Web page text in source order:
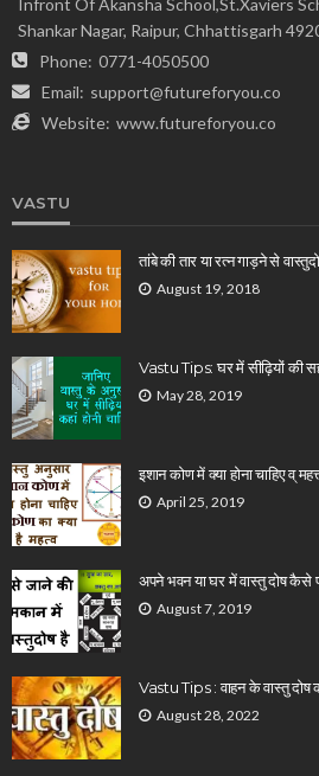
Shankar Nagar, Raipur, Chhattisgarh
Phone: 0771-4050500
Email: support@futureforyou.co
Website: www.futureforyou.co
VASTU
तांबे की तार या रत्न गाड़ने से
August 19, 2018
Vastu Tips: घर में सीढ़ियों की
May 28, 2019
इशान कोण में क्या होना चाहिए व्
April 25, 2019
अपने भवन या घर में वास्तु दोष कैसे
August 7, 2019
Vastu Tips : वाहन के वास्तु दोष
August 28, 2022